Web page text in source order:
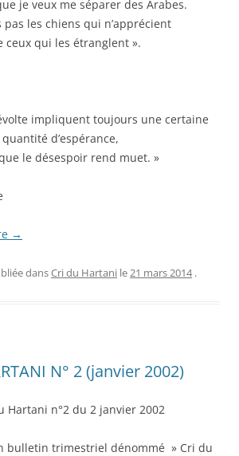
je veux me séparer des Arabes.
pas les chiens qui n’apprécient
ceux qui les étranglent ».
impliquent toujours une certaine
quantité d’espérance,
le désespoir rend muet. »
→
dansCri du Hartani le21 mars 2014 .
N° 2 (janvier 2002)
Hartani n°2 du 2 janvier 2002
bulletin trimestriel dénommé » Cri du